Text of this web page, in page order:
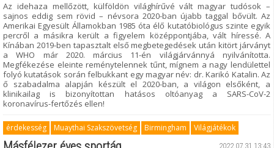
Az idehaza mellőzött, külföldön világhírűvé vált magyar tudósok –
sajnos eddig sem rövid – névsora 2020-ban újabb taggal bővült. Az
Amerikai Egyesült Államokban 1985 óta élő kutatóbiológus szinte egyik
percről a másikra került a figyelem középpontjába, vált híressé. A
Kínában 2019-ben tapasztalt első megbetegedések után kitört járványt
a WHO már 2020. március 11-én világjárvánnyá nyilvánította.
Megfékezése eleinte reménytelennek tűnt, mígnem a nagy lendülettel
folyó kutatások során felbukkant egy magyar név: dr. Karikó Katalin. Az
ő szabadalma alapján készült el 2020-ban, a világon elsőként, a
klinikailag is bizonyítottan hatásos oltóanyag a SARS-CoV-2
koronavírus-fertőzés ellen!
érdekesség Muaythai Szakszövetség Birmingham Világjátékok
2022.07.31 13:43